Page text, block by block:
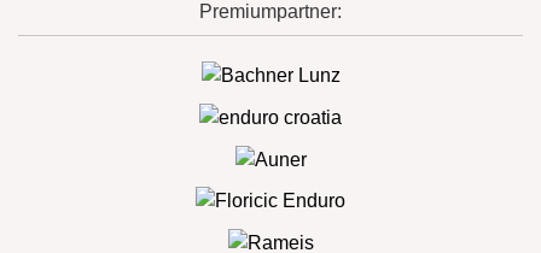
Premiumpartner: